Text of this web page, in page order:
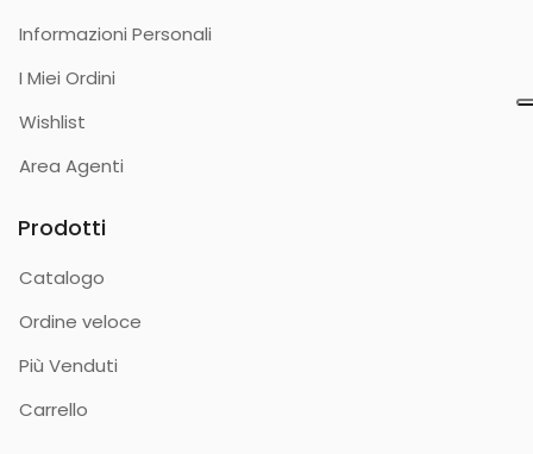
Informazioni Personali
I Miei Ordini
Wishlist
Area Agenti
Prodotti
Catalogo
Ordine veloce
Più Venduti
Carrello